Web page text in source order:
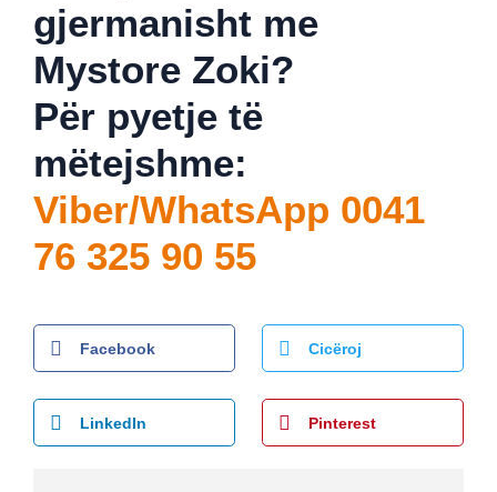
gjermanisht me
Mystore Zoki?
Për pyetje të
mëtejshme:
Viber/WhatsApp 0041
76 325 90 55
Facebook Cicëroj
LinkedIn Pinterest